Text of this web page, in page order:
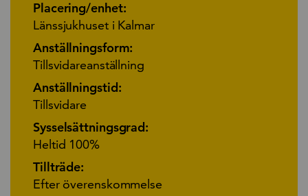
Placering/enhet:
Länssjukhuset i Kalmar
Anställningsform:
Tillsvidareanställning
Anställningstid:
Tillsvidare
Sysselsättningsgrad:
Heltid 100%
Tillträde:
Efter överenskommelse